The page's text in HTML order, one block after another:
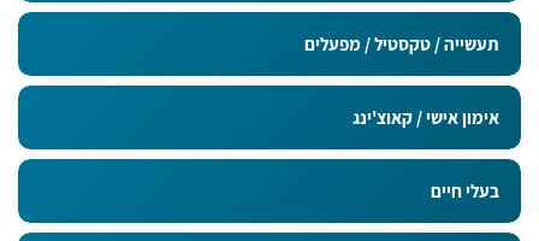
תעשייה / טקסטיל / מפעלים
אימון אישי / קאוצ'ינג
בעלי חיים